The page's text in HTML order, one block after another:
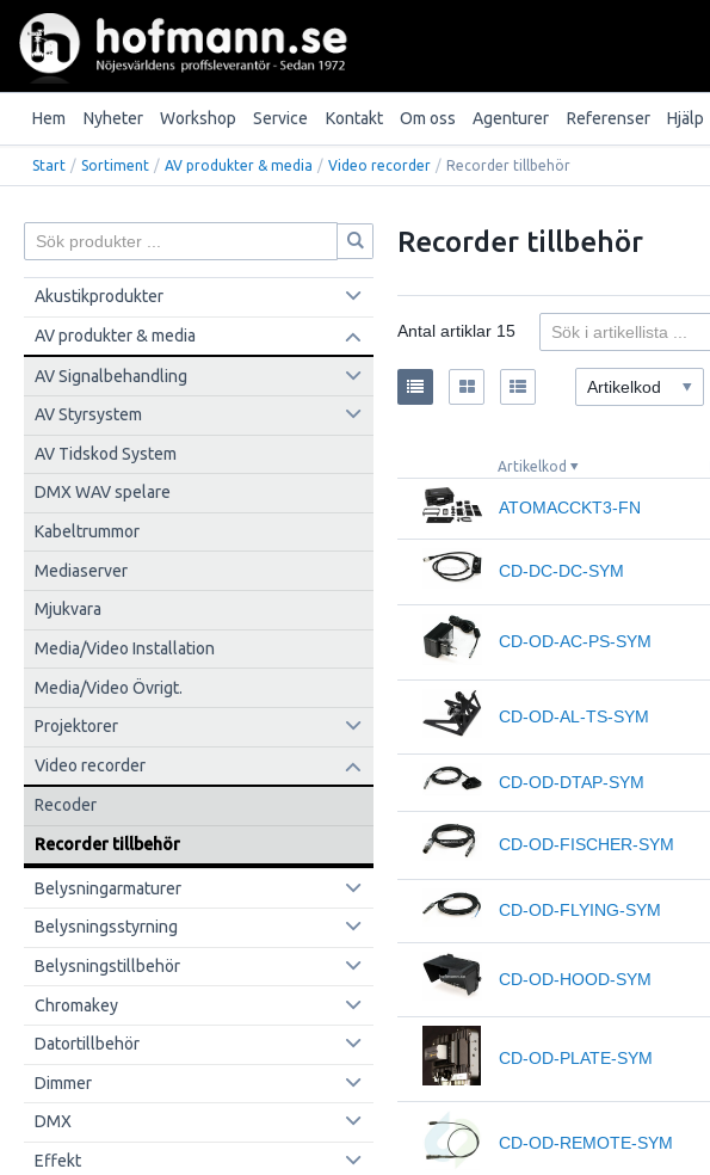
Hem Nyheter Workshop Service Kontakt Om oss Agenturer Referenser Hjälp
Start / Sortiment / AV produkter & media / Video recorder / Recorder tillbehör
Akustikprodukter
AV produkter & media
AV Signalbehandling
AV Styrsystem
AV Tidskod System
DMX WAV spelare
Kabeltrummor
Mediaserver
Mjukvara
Media/Video Installation
Media/Video Övrigt.
Projektorer
Video recorder
Recoder
Recorder tillbehör
Belysningarmaturer
Belysningsstyrning
Belysningstillbehör
Chromakey
Datortillbehör
Dimmer
DMX
Effekt
Recorder tillbehör
Antal artiklar 15
Artikelkod
Artikelkod
ATOMACCKT3-FN
CD-DC-DC-SYM
CD-OD-AC-PS-SYM
CD-OD-AL-TS-SYM
CD-OD-DTAP-SYM
CD-OD-FISCHER-SYM
CD-OD-FLYING-SYM
CD-OD-HOOD-SYM
CD-OD-PLATE-SYM
CD-OD-REMOTE-SYM